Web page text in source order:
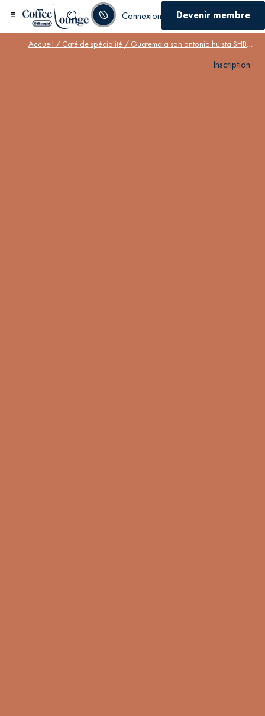
Connexion Devenir membre
Inscription
Accueil / Café de spécialité / Guatemala san antonio huista SHB EP